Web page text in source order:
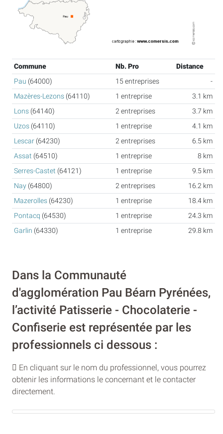
Commune Nb. Pro
Distance
Pau (64000) 15 entreprises
-
Mazères-Lezons (64110) 1 entreprise
3.1 km
Lons (64140) 2 entreprises
3.7 km
Uzos (64110) 1 entreprise
4.1 km
Lescar (64230) 2 entreprises
6.5 km
Assat (64510) 1 entreprise
8 km
Serres-Castet (64121) 1 entreprise
9.5 km
Nay (64800) 2 entreprises
16.2 km
Mazerolles (64230) 1 entreprise
18.4 km
Pontacq (64530) 1 entreprise
24.3 km
Garlin (64330) 1 entreprise 29.8 km
Dans la Communauté
d'agglomération Pau Béarn Pyrénées,
l’activité Patisserie - Chocolaterie -
Confiserie est représentée par les
professionnels ci dessous :
En cliquant sur le nom du professionnel, vous pourrez
obtenir les informations le concernant et le contacter
directement.